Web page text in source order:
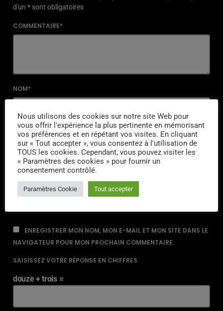
d'un * sont obligatoires
COMMENTAIRE*
NOM*
EMAIL*
URL
ENREGISTRER MON NOM, MON E-MAIL ET MON SITE DANS LE
NAVIGATEUR POUR MON PROCHAIN COMMENTAIRE.
SAISISSEZ VOTRE RÉPONSE EN CHIFFRES
douze + trois =
Nous utilisons des cookies sur notre site Web pour
vous offrir l'expérience la plus pertinente en mémorisant
vos préférences et en répétant vos visites. En cliquant
sur « Tout accepter », vous consentez à l'utilisation de
TOUS les cookies. Cependant, vous pouvez visiter les
« Paramètres des cookies » pour fournir un
consentement contrôlé.
Paramètres Cookie Tout accepter